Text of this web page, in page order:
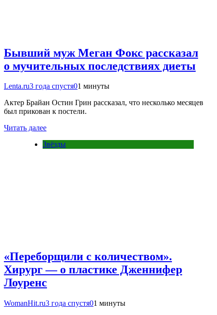
Бывший муж Меган Фокс рассказал
о мучительных последствиях диеты
Lenta.ru3 года спустя01 минуты
Актер Брайан Остин Грин рассказал, что несколько месяцев
был прикован к постели.
Читать далее
Звёзды
«Переборщили с количеством».
Хирург — о пластике Дженнифер
Лоуренс
WomanHit.ru3 года спустя01 минуты